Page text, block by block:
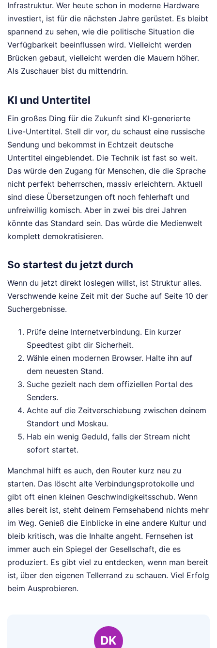
Infrastruktur. Wer heute schon in moderne Hardware
investiert, ist für die nächsten Jahre gerüstet. Es bleibt
spannend zu sehen, wie die politische Situation die
Verfügbarkeit beeinflussen wird. Vielleicht werden
Brücken gebaut, vielleicht werden die Mauern höher.
Als Zuschauer bist du mittendrin.
KI und Untertitel
Ein großes Ding für die Zukunft sind KI-generierte
Live-Untertitel. Stell dir vor, du schaust eine russische
Sendung und bekommst in Echtzeit deutsche
Untertitel eingeblendet. Die Technik ist fast so weit.
Das würde den Zugang für Menschen, die die Sprache
nicht perfekt beherrschen, massiv erleichtern. Aktuell
sind diese Übersetzungen oft noch fehlerhaft und
unfreiwillig komisch. Aber in zwei bis drei Jahren
könnte das Standard sein. Das würde die Medienwelt
komplett demokratisieren.
So startest du jetzt durch
Wenn du jetzt direkt loslegen willst, ist Struktur alles.
Verschwende keine Zeit mit der Suche auf Seite 10 der
Suchergebnisse.
Prüfe deine Internetverbindung. Ein kurzer
Speedtest gibt dir Sicherheit.
Wähle einen modernen Browser. Halte ihn auf
dem neuesten Stand.
Suche gezielt nach dem offiziellen Portal des
Senders.
Achte auf die Zeitverschiebung zwischen deinem
Standort und Moskau.
Hab ein wenig Geduld, falls der Stream nicht
sofort startet.
Manchmal hilft es auch, den Router kurz neu zu
starten. Das löscht alte Verbindungsprotokolle und
gibt oft einen kleinen Geschwindigkeitsschub. Wenn
alles bereit ist, steht deinem Fernsehabend nichts mehr
im Weg. Genieß die Einblicke in eine andere Kultur und
bleib kritisch, was die Inhalte angeht. Fernsehen ist
immer auch ein Spiegel der Gesellschaft, die es
produziert. Es gibt viel zu entdecken, wenn man bereit
ist, über den eigenen Tellerrand zu schauen. Viel Erfolg
beim Ausprobieren.
DK